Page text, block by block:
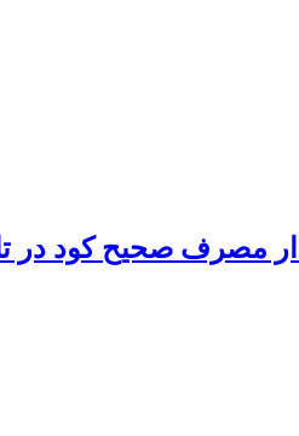
مصرف صحیح کود